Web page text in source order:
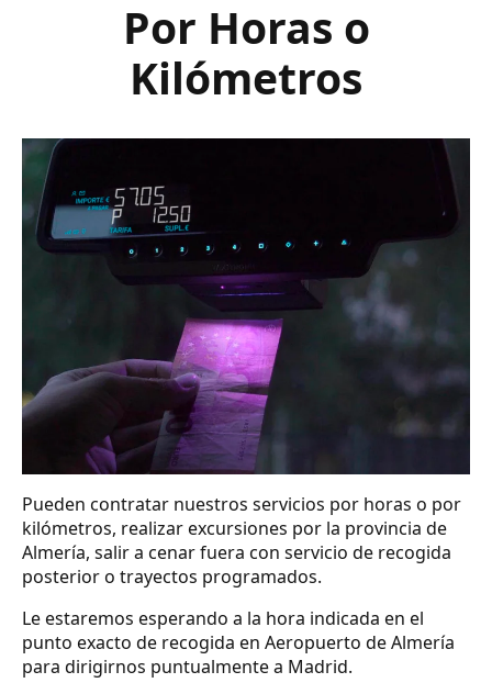
Por Horas o
Kilómetros
Pueden contratar nuestros servicios por horas o por
kilómetros, realizar excursiones por la provincia de
Almería, salir a cenar fuera con servicio de recogida
posterior o trayectos programados.
Le estaremos esperando a la hora indicada en el
punto exacto de recogida en Aeropuerto de Almería
para dirigirnos puntualmente a Madrid.